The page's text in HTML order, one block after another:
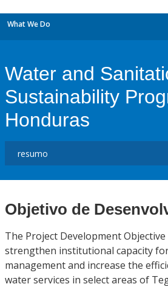
What We Do
Water and
Sustainability
Honduras
Objetivo de
The Project Development Objective
strengthen institutional capacity
management and increase the
water services in select areas of